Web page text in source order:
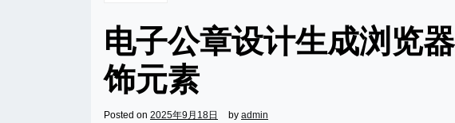
电子公章设计生成浏览
饰元素
Posted on 2025年9月18日 by admin